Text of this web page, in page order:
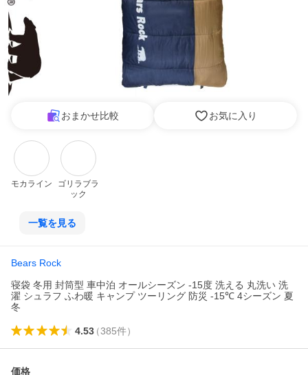
おまかせ比較 お気に入り
モカライン
ゴリラブラ
ック
一覧を見る
Bears Rock
寝袋 冬用 封筒型 車中泊 オールシーズン -15度 洗える 丸洗い 洗
濯 シュラフ ふわ暖 キャンプ ツーリング 防災 -15℃ 4シーズン 夏
冬
4.53（385件）
価格